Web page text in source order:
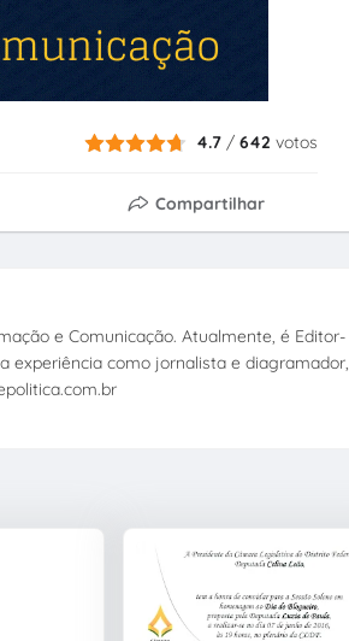
4.7 /642 votos
Compartilhar
e Comunicação. Atualmente, é Editor-
experiência como jornalista e diagramador,